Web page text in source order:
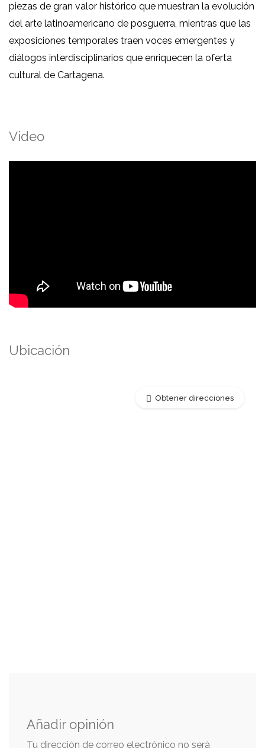
piezas de gran valor histórico que muestran la evolución
del arte latinoamericano de posguerra, mientras que las
exposiciones temporales traen voces emergentes y
diálogos interdisciplinarios que enriquecen la oferta
cultural de Cartagena.
Video
Ubicación
Obtener direcciones
Añadir opinión
Tu dirección de correo electrónico no será